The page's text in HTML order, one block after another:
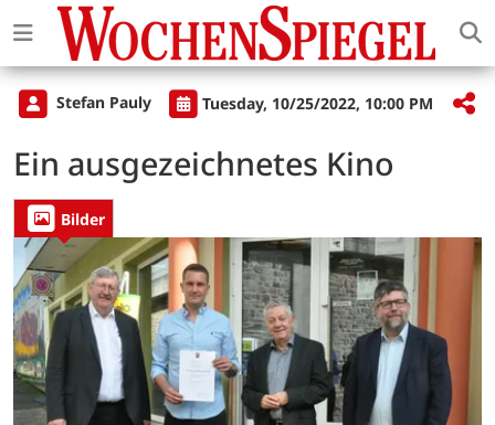
Stefan Pauly Tuesday, 10/25/2022, 10:00 PM
Ein ausgezeichnetes Kino
Bilder